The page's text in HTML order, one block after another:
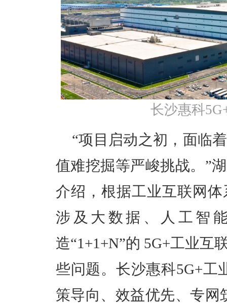
长沙惠科
“项目启动之初，面临
值难挖掘等严峻挑战。”
介绍，根据工业互联网
涉及大数据、人工智
造“1+1+N”的 5G+工业互
些问题。长沙惠科5G+工
策导向、效益优先、专网